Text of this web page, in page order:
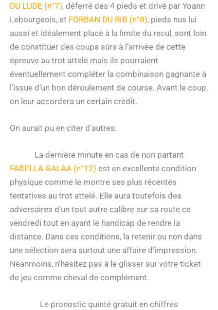
DU LUDE (n°7), déferré des 4 pieds et drivé par Yoann
Lebourgeois, et FORBAN DU RIB (n°8), pieds nus lui
aussi et idéalement placé à la limite du recul, sont loin
de constituer des coups sûrs à l’arrivée de cette
épreuve au trot attelé mais ils pourraient
éventuellement compléter la combinaison gagnante à
l’issue d’un bon déroulement de course. Avant le coup,
on leur accordera un certain crédit.
On aurait pu en citer d’autres.
La dernière minute en cas de non partant
FABELLA GALAA (n°12) est en excellente condition
physique comme le montre ses plus récentes
tentatives au trot attelé. Elle aura toutefois des
adversaires d’un tout autre calibre sur sa route ce
vendredi tout en ayant le handicap de rendre la
distance. Dans ces conditions, la retenir ou non dans
une sélection sera surtout une affaire d’impression.
Néanmoins, n’hésitez pas à le glisser sur votre ticket
de jeu comme cheval de complément.
Le pronostic quinté gratuit en chiffres